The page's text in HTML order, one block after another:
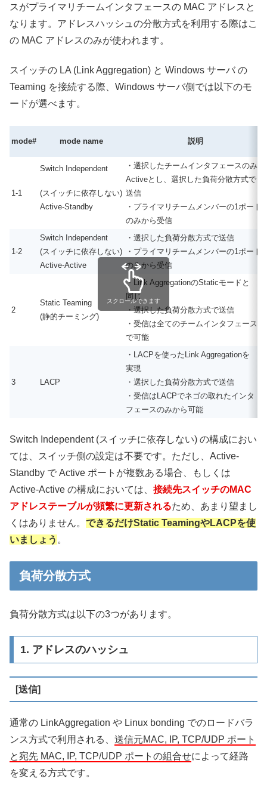
スがプライマリチームインタフェースの MAC アドレスと
なります。アドレスハッシュの分散方式を利用する際はこ
の MAC アドレスのみが使われます。
スイッチの LA (Link Aggregation) と Windows サーバ の
Teaming を接続する際、Windows サーバ側では以下のモ
ードが選べます。
mode# mode name 説明
1-1
Switch Independent
(スイッチに依存しない)
Active-Standby
・選択したチームインタフェースのみを
Activeとし、選択した負荷分散方式で
送信
・プライマリチームメンバーの1ポート
のみから受信
1-2
Switch Independent
(スイッチに依存しない)
Active-Active
・選択した負荷分散方式で送信
・プライマリチームメンバーの1ポート
のみから受信
2
Static Teaming
(静的チーミング)
・Link AggregationのStaticモードと
同じ
・選択した負荷分散方式で送信
・受信は全てのチームインタフェース
で可能
3 LACP
・LACPを使ったLink Aggregationを
実現
・選択した負荷分散方式で送信
・受信はLACPでネゴの取れたインタ
フェースのみから可能
スクロールできます
Switch Independent (スイッチに依存しない) の構成におい
ては、スイッチ側の設定は不要です。ただし、Active-
Standby で Active ポートが複数ある場合、もしくは
Active-Active の構成においては、 接続先スイッチのMAC
アドレステーブルが頻繁に更新されるため、あまり望まし
くはありません。 できるだけStatic TeamingやLACPを使
いましょう 。
負荷分散方式
負荷分散方式は以下の3つがあります。
1. アドレスのハッシュ
[送信]
通常の LinkAggregation や Linux bonding でのロードバラ
ンス方式で利用される、 送信元MAC, IP, TCP/UDP ポート
と宛先 MAC, IP, TCP/UDP ポートの組合せによって経路
を変える方式です。